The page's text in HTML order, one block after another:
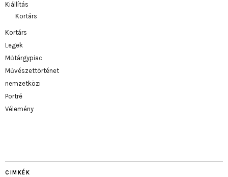
Kiállítás
Kortárs
Kortárs
Legek
Műtárgypiac
Művészettörténet
nemzetközi
Portré
Vélemény
CIMKÉK